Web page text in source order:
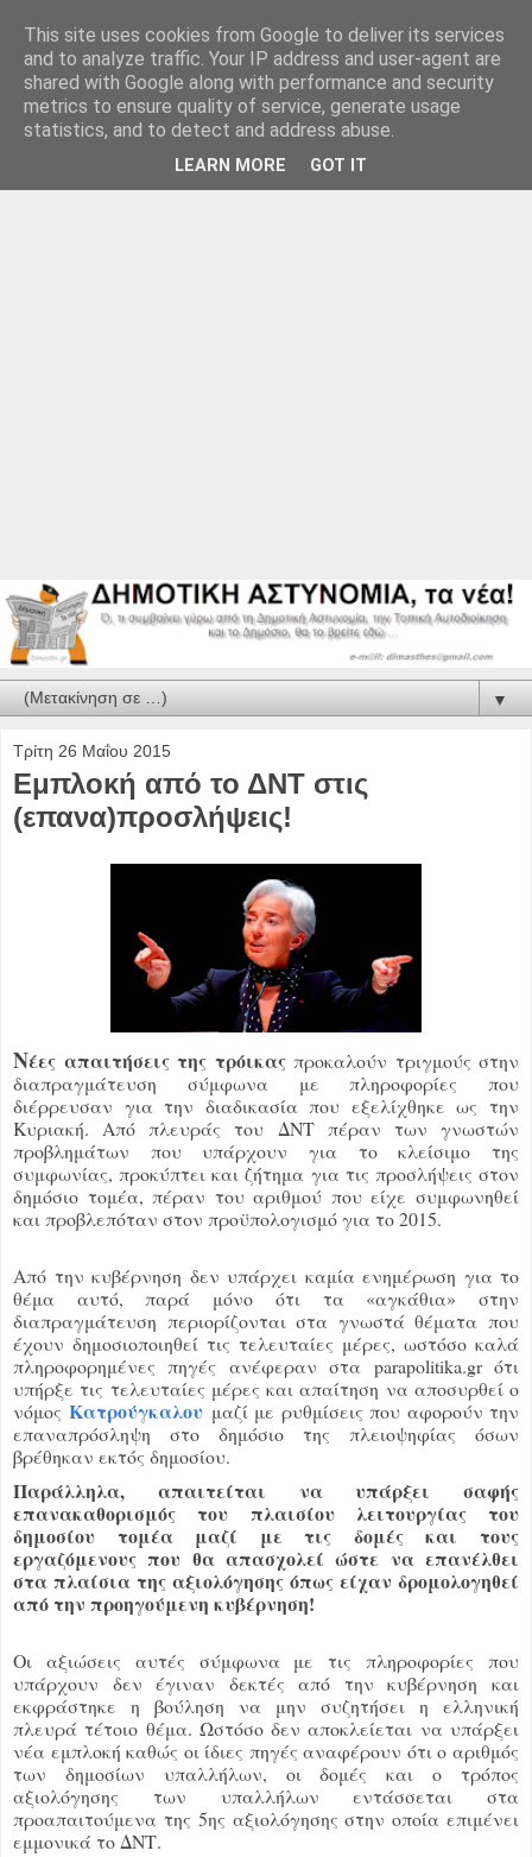
▼
Τρίτη 26 Μαΐου 2015
Εμπλοκή από το ΔΝΤ στις
(επανα)προσλήψεις!
Νέες απαιτήσεις της τρόικαςπροκαλούν τριγμούς στην
διαπραγμάτευση σύμφωνα με πληροφορίες που
διέρρευσαν για την διαδικασία που εξελίχθηκε ως την
Κυριακή. Από πλευράς του ΔΝΤ πέραν των γνωστών
προβλημάτων που υπάρχουν για το κλείσιμο της
συμφωνίας, προκύπτει και ζήτημα για τις προσλήψεις στον
δημόσιο τομέα, πέραν του αριθμού που είχε συμφωνηθεί
και προβλεπόταν στον προϋπολογισμό για το 2015.
Από την κυβέρνηση δεν υπάρχει καμία ενημέρωση για το
θέμα αυτό, παρά μόνο ότι τα «αγκάθια» στην
διαπραγμάτευση περιορίζονται στα γνωστά θέματα που
έχουν δημοσιοποιηθεί τις τελευταίες μέρες, ωστόσο καλά
πληροφορημένες πηγές ανέφεραν στα parapolitika.gr ότι
υπήρξε τις τελευταίες μέρες και απαίτηση να αποσυρθεί ο
νόμοςΚατρούγκαλου μαζί με ρυθμίσεις που αφορούν την
επαναπρόσληψη στο δημόσιο της πλειοψηφίας όσων
βρέθηκαν εκτός δημοσίου.
Παράλληλα, απαιτείται να υπάρξει σαφής
επανακαθορισμός του πλαισίου λειτουργίας του
δημοσίου τομέα μαζί με τις δομές και τους
εργαζόμενους που θα απασχολεί ώστε να επανέλθει
στα πλαίσια της αξιολόγησης όπως είχαν δρομολογηθεί
από την προηγούμενη κυβέρνηση!
Οι αξιώσεις αυτές σύμφωνα με τις πληροφορίες που
υπάρχουν δεν έγιναν δεκτές από την κυβέρνηση και
εκφράστηκε η βούληση να μην συζητήσει η ελληνική
πλευρά τέτοιο θέμα. Ωστόσο δεν αποκλείεται να υπάρξει
νέα εμπλοκή καθώς οι ίδιες πηγές αναφέρουν ότι ο αριθμός
των δημοσίων υπαλλήλων, οι δομές και ο τρόπος
αξιολόγησης των υπαλλήλων εντάσσεται στα
προαπαιτούμενα της 5ης αξιολόγησης στην οποία επιμένει
εμμονικά το ΔΝΤ.
This site uses cookies from Google to deliver its services
and to analyze traffic. Your IP address and user-agent are
shared with Google along with performance and security
metrics to ensure quality of service, generate usage
statistics, and to detect and address abuse.
LEARN MORE GOT IT